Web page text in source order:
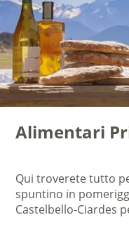
Alimentari
Qui troverete tutto
spuntino in
Castelbello-Ciardes